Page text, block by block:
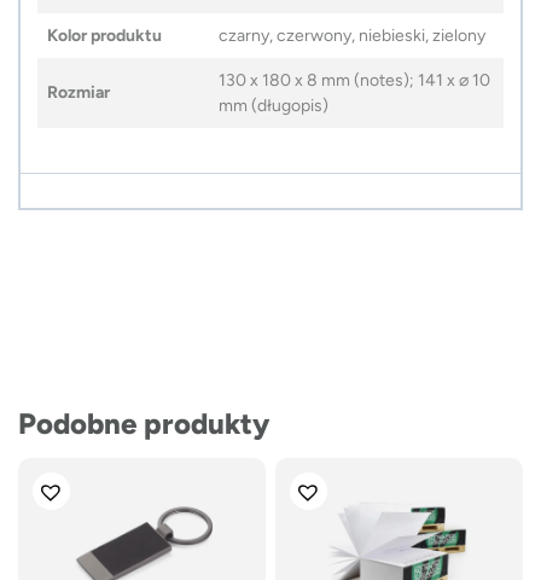
Kolor produktu czarny, czerwony, niebieski, zielony
Rozmiar
130 x 180 x 8 mm (notes); 141 x ⌀ 10
mm (długopis)
Podobne produkty